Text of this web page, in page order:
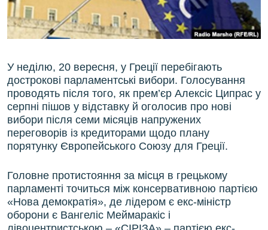
ВІДЕОУРОКИ «ELIFBE»
СВІДЧЕННЯ ОКУПАЦІЇ
ІНФОГРАФІКА
Русский
Qırımtatar
ДОЛУЧАЙСЯ!
Усі сайти RFE/RL
У неділю, 20 вересня, у Греції перебігають
дострокові парламентські вибори. Голосування
проводять після того, як прем’єр Алексіс Ципрас у
серпні пішов у відставку й оголосив про нові
вибори після семи місяців напружених
переговорів із кредиторами щодо плану
порятунку Європейського Союзу для Греції.
Головне протистояння за місця в грецькому
парламенті точиться між консервативною партією
«Нова демократія», де лідером є екс-міністр
оборони є Вангеліс Меймаракіс і